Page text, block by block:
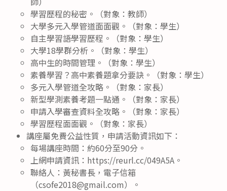
學習歷程的秘密。（對象：教師）
大學多元入學管道面面觀。（對象：學生）
自主學習語學習歷程。（對象：學生）
大學18學群分析。（對象：學生）
高中生的時間管理。（對象：學生）
素養學習？高中素養題拿分要訣。（對象：學生）
多元入學管道全攻略。（對象：家長）
新型學測素養考題一點通。（對象：家長）
申請入學審查資料全攻略。（對象：家長）
學習歷程面面觀。（對象：家長）
講座屬免費公益性質，申請活動資訊如下：
每場講座時間：約60分至90分。
上網申請資訊：https://reurl.cc/049A5A。
聯絡人：黃秘書長，電子信箱
（csofe2018@gmail.com）。